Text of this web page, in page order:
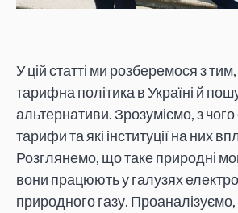
У цій статті ми розберемося з
тарифна політика в Україні й
альтернативи. Зрозуміємо, з
тарифи та які інституції на них
Розглянемо, що таке природні
вони працюють у галузях
природного газу. Проаналізуємо,